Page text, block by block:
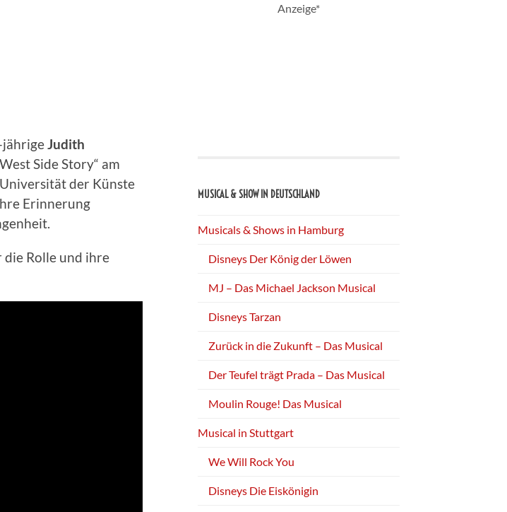
jährigeJudith
Side Story“ am
der Künste
Erinnerung
Rolle und ihre
Anzeige*
MUSICAL & SHOW IN DEUTSCHLAND
Musicals & Shows in Hamburg
Disneys Der König der Löwen
MJ – Das Michael Jackson Musical
Disneys Tarzan
Zurück in die Zukunft – Das Musical
Der Teufel trägt Prada – Das Musical
Moulin Rouge! Das Musical
Musical in Stuttgart
We Will Rock You
Disneys Die Eiskönigin